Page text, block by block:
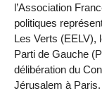
l’Association
politiques
Les Verts (EELV),
Parti de Gauche
délibération du
Jérusalem à Paris.